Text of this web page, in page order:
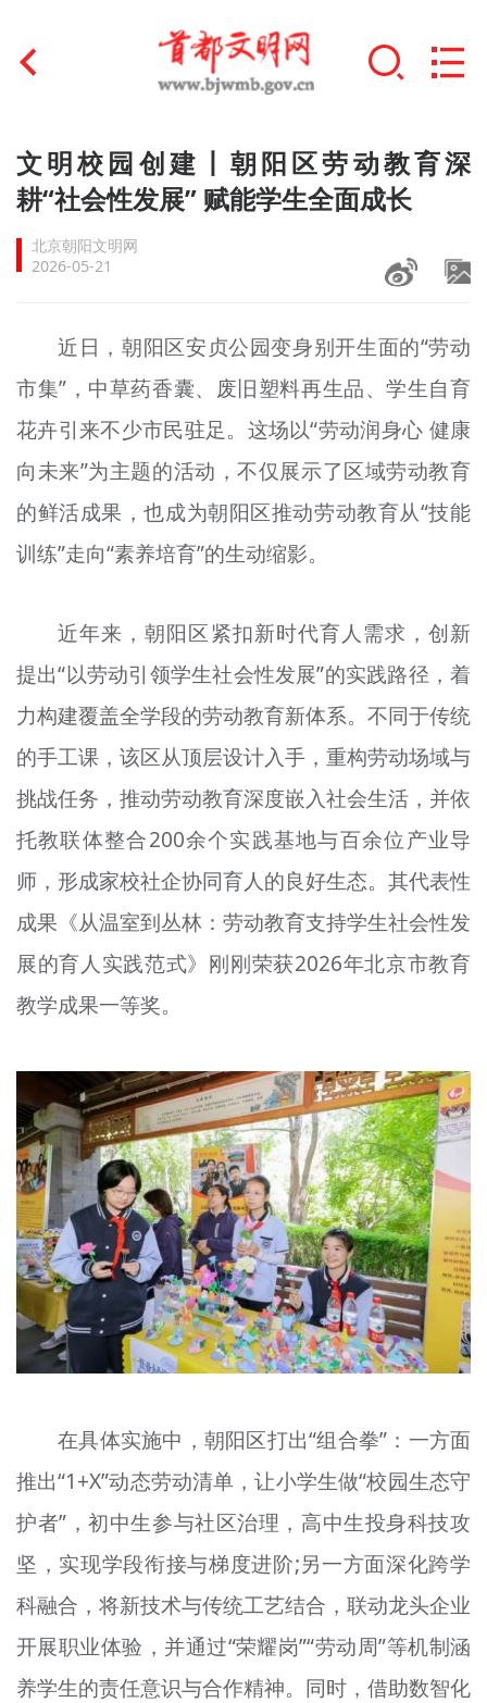
首页
文明创建
文明实践
未成年人思想道德建设
榜样人物
+
身边好人
文明评论
北京宣传文化引导基金
宣传思想文化人才
专题
资料库
+
文明校园创建丨朝阳区劳动教育深
耕“社会性发展” 赋能学生全面成长
北京朝阳文明网
2026-05-21
近日，朝阳区安贞公园变身别开生面的“劳动
市集”，中草药香囊、废旧塑料再生品、学生自育
花卉引来不少市民驻足。这场以“劳动润身心 健康
向未来”为主题的活动，不仅展示了区域劳动教育
的鲜活成果，也成为朝阳区推动劳动教育从“技能
训练”走向“素养培育”的生动缩影。
近年来，朝阳区紧扣新时代育人需求，创新
提出“以劳动引领学生社会性发展”的实践路径，着
力构建覆盖全学段的劳动教育新体系。不同于传统
的手工课，该区从顶层设计入手，重构劳动场域与
挑战任务，推动劳动教育深度嵌入社会生活，并依
托教联体整合200余个实践基地与百余位产业导
师，形成家校社企协同育人的良好生态。其代表性
成果《从温室到丛林：劳动教育支持学生社会性发
展的育人实践范式》刚刚荣获2026年北京市教育
教学成果一等奖。
在具体实施中，朝阳区打出“组合拳”：一方面
推出“1+X”动态劳动清单，让小学生做“校园生态守
护者”，初中生参与社区治理，高中生投身科技攻
坚，实现学段衔接与梯度进阶;另一方面深化跨学
科融合，将新技术与传统工艺结合，联动龙头企业
开展职业体验，并通过“荣耀岗”“劳动周”等机制涵
养学生的责任意识与合作精神。同时，借助数智化